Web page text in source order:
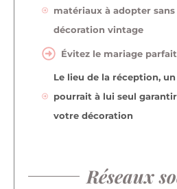
matériaux à adopter
décoration vintage
Évitez le mariage
Le lieu de la réception,
pourrait à lui seul
votre décoration
Réseaux